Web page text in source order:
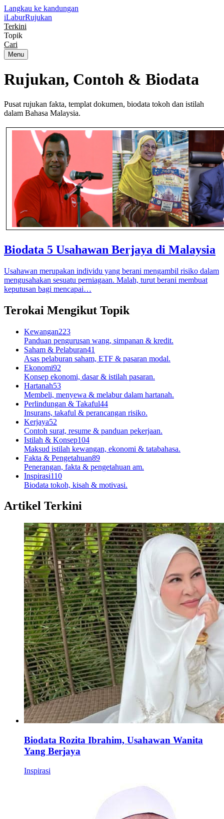
Langkau ke kandungan
iLaburRujukan
Terkini
Topik
Cari
Menu
Rujukan, Contoh & Biodata
Pusat rujukan fakta, templat dokumen, biodata tokoh dan istilah
dalam Bahasa Malaysia.
Biodata 5 Usahawan Berjaya di Malaysia
Usahawan merupakan individu yang berani mengambil risiko dalam
mengusahakan sesuatu perniagaan. Malah, turut berani membuat
keputusan bagi mencapai…
Terokai Mengikut Topik
Kewangan223
Panduan pengurusan wang, simpanan & kredit.
Saham & Pelaburan41
Asas pelaburan saham, ETF & pasaran modal.
Ekonomi92
Konsep ekonomi, dasar & istilah pasaran.
Hartanah53
Membeli, menyewa & melabur dalam hartanah.
Perlindungan & Takaful44
Insurans, takaful & perancangan risiko.
Kerjaya52
Contoh surat, resume & panduan pekerjaan.
Istilah & Konsep104
Maksud istilah kewangan, ekonomi & tatabahasa.
Fakta & Pengetahuan89
Penerangan, fakta & pengetahuan am.
Inspirasi110
Biodata tokoh, kisah & motivasi.
Artikel Terkini
Biodata Rozita Ibrahim, Usahawan Wanita
Yang Berjaya
Inspirasi